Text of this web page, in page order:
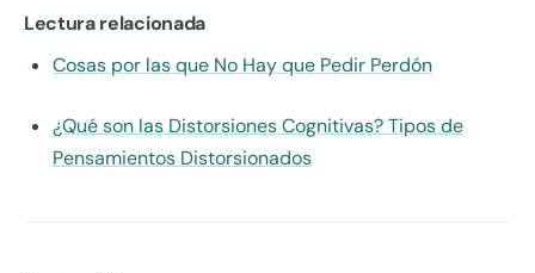
Lectura relacionada
Cosas por las que No Hay que Pedir Perdón
¿Qué son las Distorsiones Cognitivas? Tipos de
Pensamientos Distorsionados